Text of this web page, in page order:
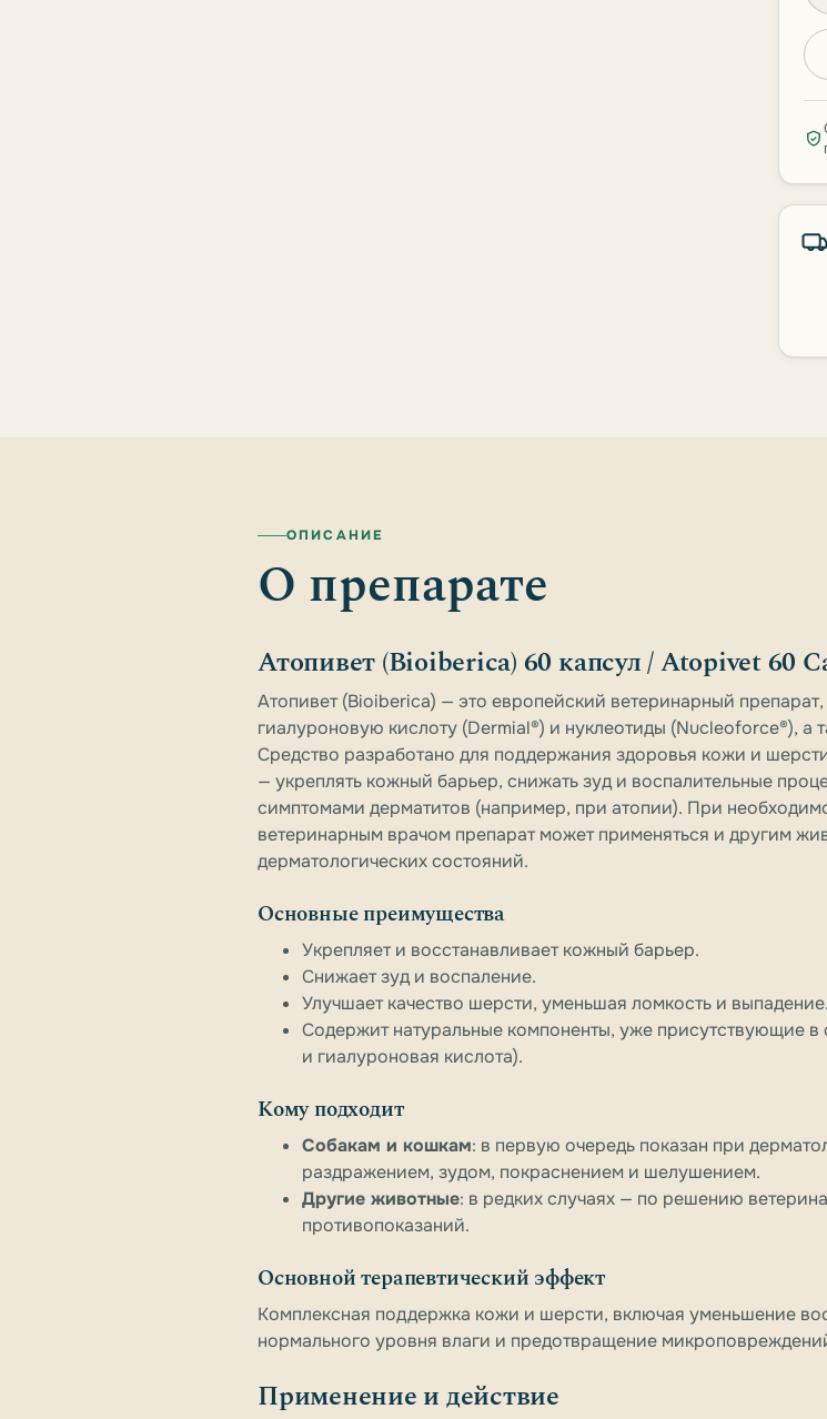
ОПИСАНИЕ
О препарате
Атопивет (Bioiberica) 60 капсул / Atopivet 60
Атопивет (Bioiberica) — это европейский ветеринарный
гиалуроновую кислоту (Dermial®) и нуклеотиды (Nucleoforce®),
Средство разработано для поддержания здоровья кожи и
— укреплять кожный барьер, снижать зуд и воспалительные
симптомами дерматитов (например, при атопии). При
ветеринарным врачом препарат может применяться и другим
дерматологических состояний.
Основные преимущества
Укрепляет и восстанавливает кожный барьер.
Снижает зуд и воспаление.
Улучшает качество шерсти, уменьшая ломкость и выпадение.
Содержит натуральные компоненты, уже присутствующие в
и гиалуроновая кислота).
Кому подходит
Собакам и кошкам: в первую очередь показан при
раздражением, зудом, покраснением и шелушением.
Другие животные: в редких случаях — по решению
противопоказаний.
Основной терапевтический эффект
Комплексная поддержка кожи и шерсти, включая уменьшение
нормального уровня влаги и предотвращение
Применение и действие